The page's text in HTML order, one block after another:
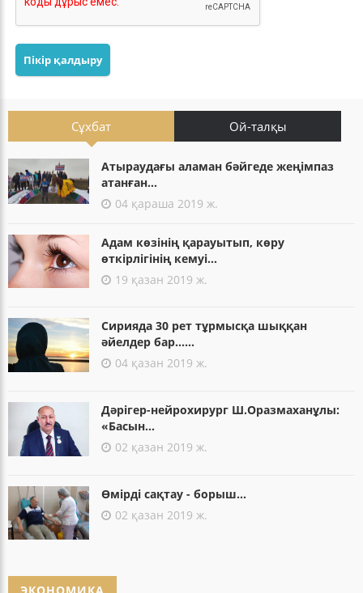
Пікір қалдыру
Сұхбат Ой-талқы
Атыраудағы аламан бәйгеде жеңімпаз
атанған...
04 қараша 2019 ж.
Адам көзінің қарауытып, көру
өткірлігінің кемуі...
19 қазан 2019 ж.
Сирияда 30 рет тұрмысқа шыққан
әйелдер бар......
04 қазан 2019 ж.
Дәрігер-нейрохирург Ш.Оразмаханұлы:
«Басын...
02 қазан 2019 ж.
Өмірді сақтау - борыш...
02 қазан 2019 ж.